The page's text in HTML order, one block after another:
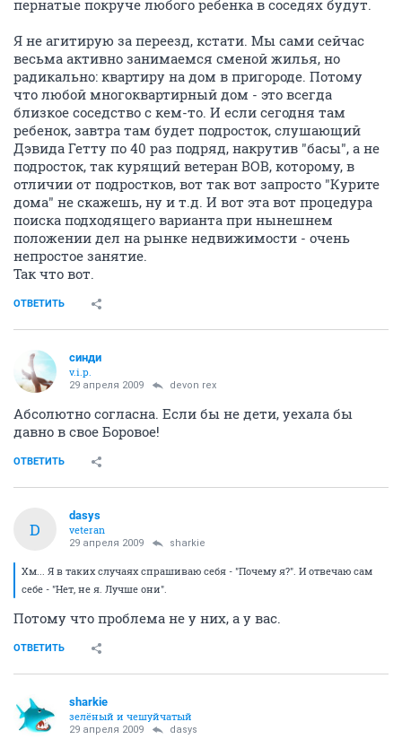
пернатые покруче любого ребенка в соседях будут.
Я не агитирую за переезд, кстати. Мы сами сейчас
весьма активно занимаемся сменой жилья, но
радикально: квартиру на дом в пригороде. Потому
что любой многоквартирный дом - это всегда
близкое соседство с кем-то. И если сегодня там
ребенок, завтра там будет подросток, слушающий
Дэвида Гетту по 40 раз подряд, накрутив "басы", а не
подросток, так курящий ветеран ВОВ, которому, в
отличии от подростков, вот так вот запросто "Курите
дома" не скажешь, ну и т.д. И вот эта вот процедура
поиска подходящего варианта при нынешнем
положении дел на рынке недвижимости - очень
непростое занятие.
Так что вот.
ОТВЕТИТЬ
синди
v.i.p.
29 апреля 2009 devon rex
Абсолютно согласна. Если бы не дети, уехала бы
давно в свое Боровое!
ОТВЕТИТЬ
D
dasys
veteran
29 апреля 2009 sharkie
Хм... Я в таких случаях спрашиваю себя - "Почему я?". И отвечаю сам
себе - "Нет, не я. Лучше они".
Потому что проблема не у них, а у вас.
ОТВЕТИТЬ
sharkie
зелёный и чешуйчатый
29 апреля 2009 dasys